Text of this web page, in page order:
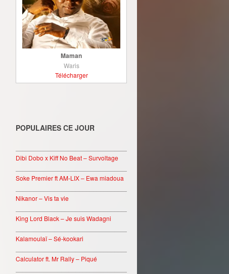
Maman
Waris
Télécharger
POPULAIRES CE JOUR
Dibi Dobo x Kiff No Beat – Survoltage
Soke Premier ft AM-LIX – Ewa miadoua
Nikanor – Vis ta vie
King Lord Black – Je suis Wadagni
Kalamoulaï – Sé-kookari
Calculator ft. Mr Rally – Piqué